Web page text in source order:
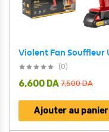
(0)
7,500DA
6,600 DA
Ajouter au panier